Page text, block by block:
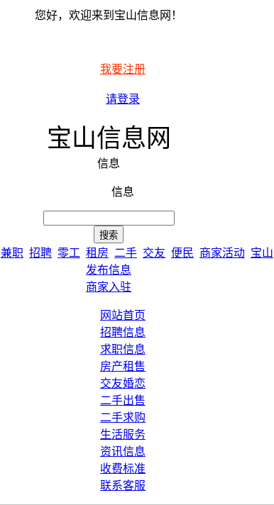
您好，欢迎来到宝山信息网！
我要注册
请登录
宝山信息网
信息
信息
兼职 招聘 零工 租房 二手 交友 便民 商家活动 宝山
发布信息
商家入驻
网站首页
招聘信息
求职信息
房产租售
交友婚恋
二手出售
二手求购
生活服务
资讯信息
收费标准
联系客服